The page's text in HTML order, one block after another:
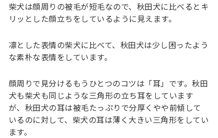
柴犬は顔周りの被毛が短毛なので、秋田犬に比べるとキ
リッとした顔立ちをしているように見えます。
凛とした表情の柴犬に比べて、秋田犬は少し困ったよう
な素朴な表情をしています。
顔周りで見分けるもうひとつのコツは「耳」です。秋田
犬も柴犬も同じような三角形の立ち耳をしています
が、秋田犬の耳は被毛たっぷりで分厚くやや前傾して
いるのに対して、柴犬の耳は薄く大きい三角形をしてい
ます。